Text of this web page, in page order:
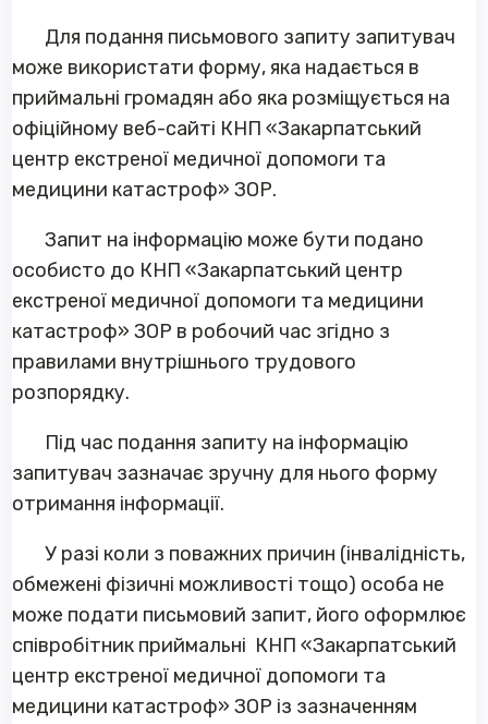
Для подання письмового запиту запитувач
може використати форму, яка надається в
приймальні громадян або яка розміщується на
офіційному веб-сайті КНП «Закарпатський
центр екстреної медичної допомоги та
медицини катастроф» ЗОР.
Запит на інформацію може бути подано
особисто до КНП «Закарпатський центр
екстреної медичної допомоги та медицини
катастроф» ЗОР в робочий час згідно з
правилами внутрішнього трудового
розпорядку.
Під час подання запиту на інформацію
запитувач зазначає зручну для нього форму
отримання інформації.
У разі коли з поважних причин (інвалідність,
обмежені фізичні можливості тощо) особа не
може подати письмовий запит, його оформлює
співробітник приймальні КНП «Закарпатський
центр екстреної медичної допомоги та
медицини катастроф» ЗОР із зазначенням